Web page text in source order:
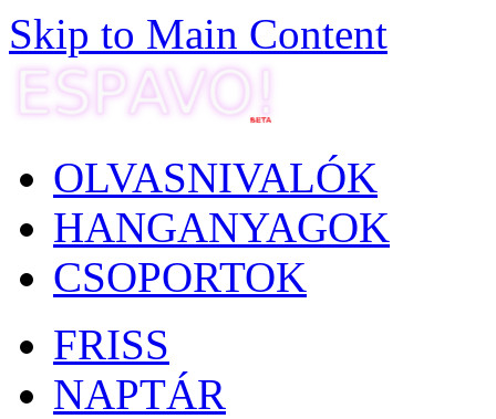
Skip to Main Content
OLVASNIVALÓK
HANGANYAGOK
CSOPORTOK
FRISS
NAPTÁR